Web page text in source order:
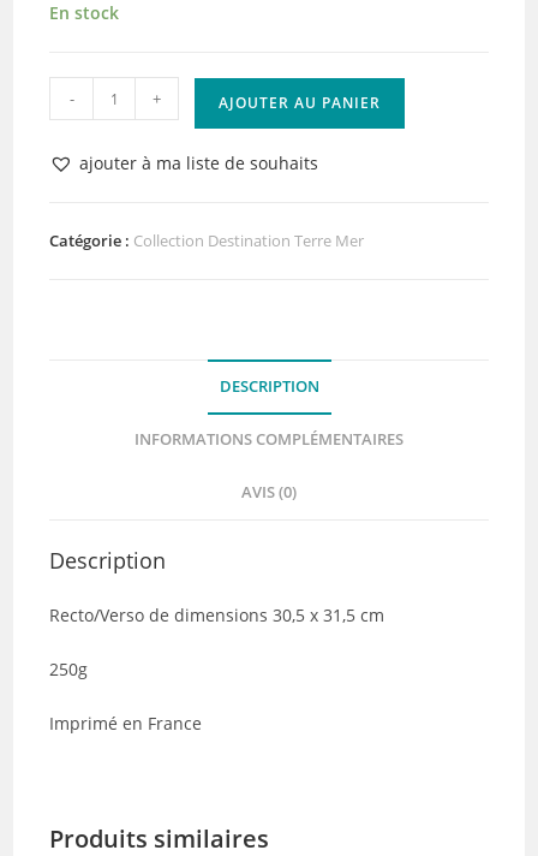
En stock
quantité
de
Papier
Piquer
Phare
- + AJOUTER AU PANIER
ajouter à ma liste de souhaits
Catégorie : Collection Destination Terre Mer
DESCRIPTION
INFORMATIONS COMPLÉMENTAIRES
AVIS (0)
Description
Recto/Verso de dimensions 30,5 x 31,5 cm
250g
Imprimé en France
Produits similaires